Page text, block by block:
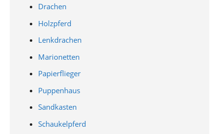
Drachen
Holzpferd
Lenkdrachen
Marionetten
Papierflieger
Puppenhaus
Sandkasten
Schaukelpferd